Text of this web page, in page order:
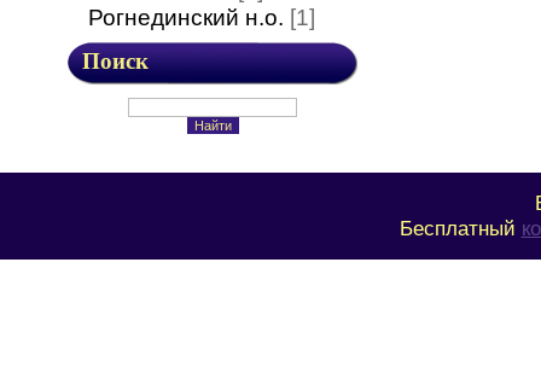
Рогнединский н.о. [1]
Поиск
Бесплатный